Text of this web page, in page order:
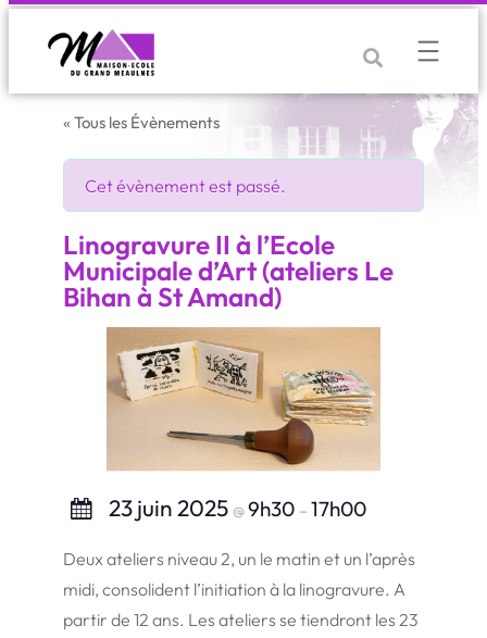
« Tous les Évènements
Cet évènement est passé.
Linogravure II à l’Ecole
Municipale d’Art (ateliers Le
Bihan à St Amand)
23 juin 2025 @9h30 – 17h00
Deux ateliers niveau 2, un le matin et un l’après
midi, consolident l’initiation à la linogravure. A
partir de 12 ans. Les ateliers se tiendront les 23